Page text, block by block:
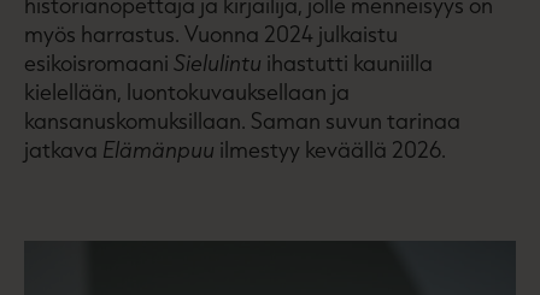
myös harrastus. Vuonna 2024 julkaistu
esikoisromaani Sielulintu ihastutti kauniilla
kielellään, luontokuvauksellaan ja
kansanuskomuksillaan. Saman suvun tarinaa
jatkava Elämänpuu ilmestyy keväällä 2026.